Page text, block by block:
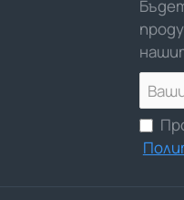
И-
мейл